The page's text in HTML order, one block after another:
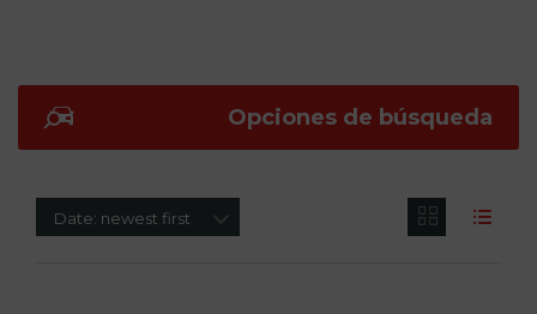
Opciones de búsqueda
Date: newest first